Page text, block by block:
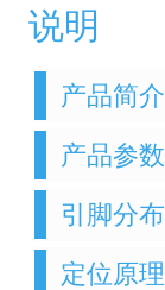
说明
产品简介
产品参数
引脚分布
定位原理